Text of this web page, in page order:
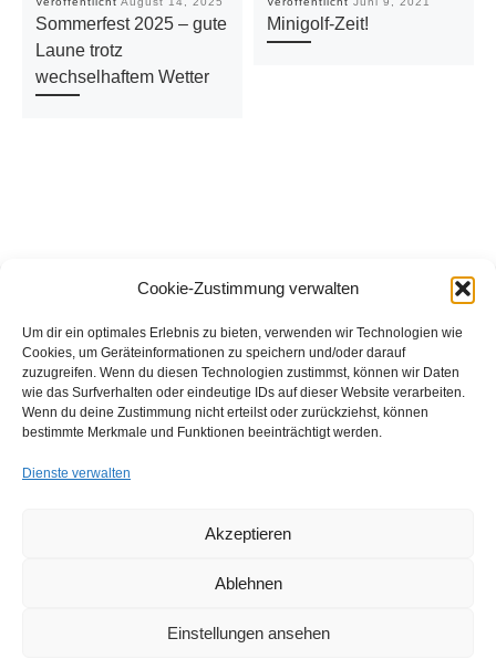
Cookie-Zustimmung verwalten
Um dir ein optimales Erlebnis zu bieten, verwenden wir Technologien wie
Cookies, um Geräteinformationen zu speichern und/oder darauf
zuzugreifen. Wenn du diesen Technologien zustimmst, können wir Daten
wie das Surfverhalten oder eindeutige IDs auf dieser Website verarbeiten.
Wenn du deine Zustimmung nicht erteilst oder zurückziehst, können
bestimmte Merkmale und Funktionen beeinträchtigt werden.
Dienste verwalten
Akzeptieren
Ablehnen
Einstellungen ansehen
Sommerfest 2025 – gute
Laune trotz
wechselhaftem Wetter
Minigolf-Zeit!
Beitragsnavigation
Vorheriger Beitrag
FFB e.V. • Benraderstr. 189 • 47804 Krefeld • Tel. 0 21 51 – 610
300 • Fax 0 21 51 – 610 330 •info@ffb-krefeld.de